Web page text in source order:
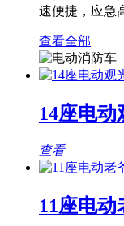
速便捷，应急
查看全部
14座电
查看
11座电动